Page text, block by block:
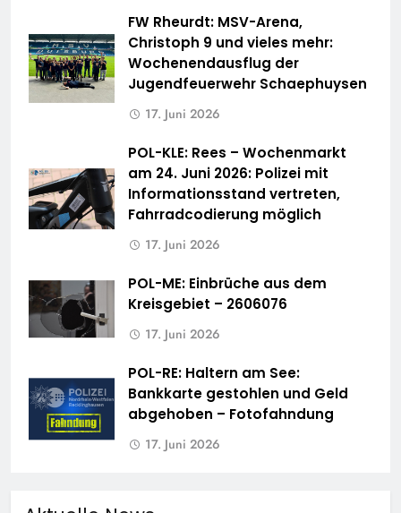
FW Rheurdt: MSV-Arena,
Christoph 9 und vieles mehr:
Wochenendausflug der
Jugendfeuerwehr Schaephuysen
17. Juni 2026
POL-KLE: Rees – Wochenmarkt
am 24. Juni 2026: Polizei mit
Informationsstand vertreten,
Fahrradcodierung möglich
17. Juni 2026
POL-ME: Einbrüche aus dem
Kreisgebiet – 2606076
17. Juni 2026
POL-RE: Haltern am See:
Bankkarte gestohlen und Geld
abgehoben – Fotofahndung
17. Juni 2026